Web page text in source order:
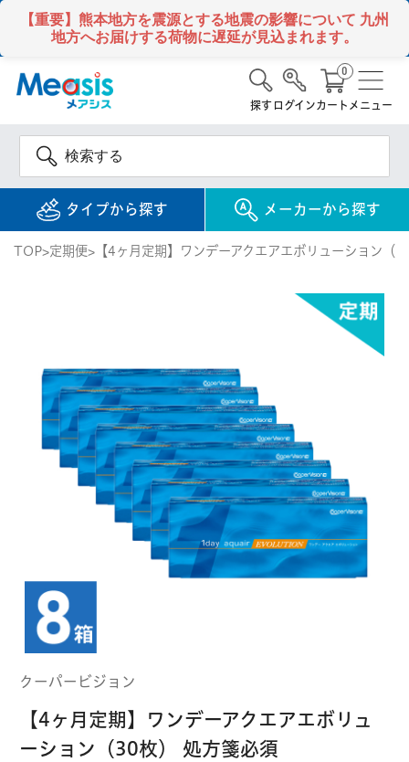
【重要】熊本地方を震源とする地震の影響について 九州
地方へお届けする荷物に遅延が見込まれます。
タイプから探す メーカーから探す
探す ログインカート
0
メニュー
2WEEK / 2週間 使い捨て
1MONTH / 1ヶ月 使い捨て
乱視用コンタクトレンズ
遠近両用コンタクトレンズ
コンタクトレンズ
ハード コンタクトレンズ
ソフト
定期便
ケア用品
クーパービジョン ボシュロム
日本アルコン
検 索
INFORMATION
MYコンタクト（らくらく再購入）
はじめての方へ
おトク定期便
Myクーポン
ご利用案内
TOP 定期便 【4ヶ月定期】ワンデーアクエアエボリューション（
クーパービジョン
【4ヶ月定期】ワンデーアクエアエボリュ
ーション（30枚） 処方箋必須